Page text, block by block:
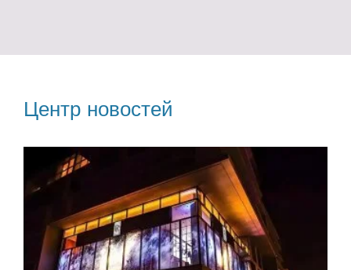
Центр новостей